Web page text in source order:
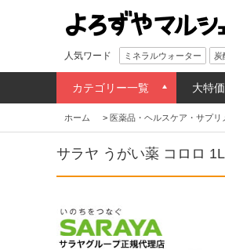
人気ワード ミネラルウォーター 炭
カテゴリー一覧 大特
ホーム > 医薬品・ヘルスケア・サプリ
サラヤ うがい薬 コロロ